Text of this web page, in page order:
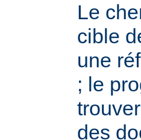
Le
cible
une
; le
des